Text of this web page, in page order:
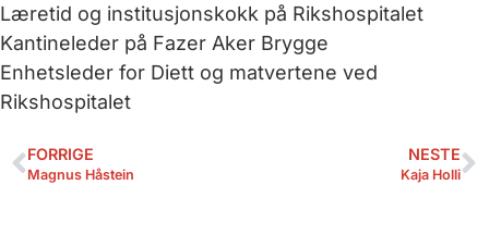
Læretid og institusjonskokk på Rikshospitalet
Kantineleder på Fazer Aker Brygge
Enhetsleder for Diett og matvertene ved
Rikshospitalet
FORRIGE
Magnus Håstein
NESTE
Kaja Holli